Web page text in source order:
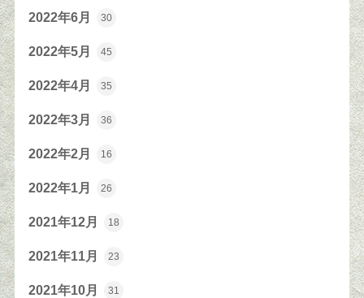
2022年6月 30
2022年5月 45
2022年4月 35
2022年3月 36
2022年2月 16
2022年1月 26
2021年12月 18
2021年11月 23
2021年10月 31